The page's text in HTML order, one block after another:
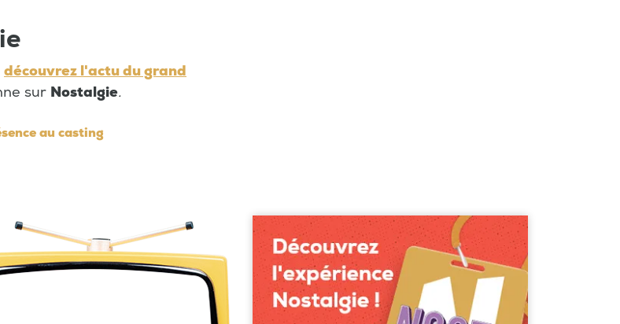
découvrez l'actu du grand
sur Nostalgie.
au casting